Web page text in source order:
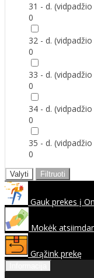
31 - d.
0
32 - d.
0
33 - d.
0
34 - d.
0
35 - d.
0
Valyti Filtruoti
Gauk prekes į
Mokėk
Grąžink prekę